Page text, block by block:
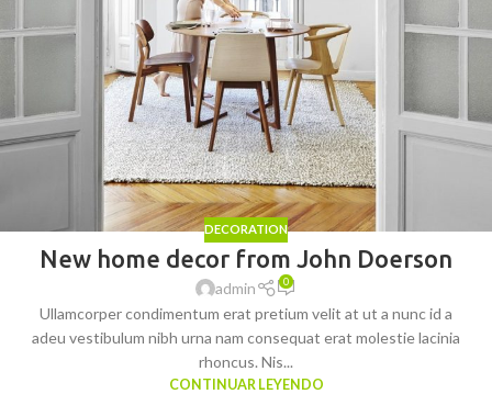
DECORATION
New home decor from John Doerson
admin 0
Ullamcorper condimentum erat pretium velit at ut a nunc id a
adeu vestibulum nibh urna nam consequat erat molestie lacinia
rhoncus. Nis...
CONTINUAR LEYENDO